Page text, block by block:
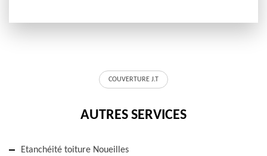
COUVERTURE J.T
AUTRES SERVICES
Etanchéité toiture Noueilles